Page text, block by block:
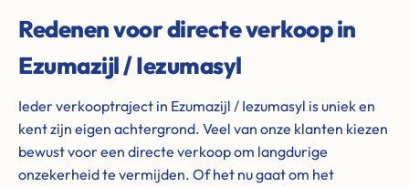
Redenen voor directe verkoop in
Ezumazijl / Iezumasyl
Ieder verkooptraject in Ezumazijl / Iezumasyl is uniek en
kent zijn eigen achtergrond. Veel van onze klanten kiezen
bewust voor een directe verkoop om langdurige
onzekerheid te vermijden. Of het nu gaat om het